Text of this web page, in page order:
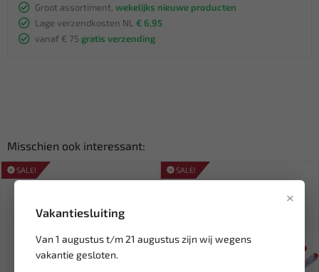
×
Vakantiesluiting
Van 1 augustus t/m 21 augustus zijn wij wegens
vakantie gesloten.
Groot assortiment, wekelijks nieuwe producten
Lage verzendkosten NL € 6,95
vanaf € 75 gratis verzending
Misschien ook interessant:
SALE! SALE!